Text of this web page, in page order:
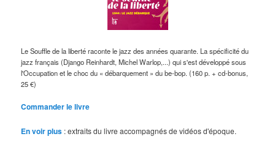
Le Souffle de la liberté raconte le jazz des années quarante. La spécificité du
jazz français (Django Reinhardt, Michel Warlop,...) qui s'est développé sous
l'Occupation et le choc du « débarquement » du be-bop. (160 p. + cd-bonus,
25 €)
Commander le livre
En voir plus : extraits du livre accompagnés de vidéos d'époque.